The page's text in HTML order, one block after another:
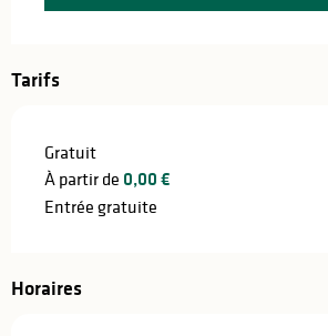
Tarifs
Gratuit
À partir de 0,00 €
Entrée gratuite
Horaires